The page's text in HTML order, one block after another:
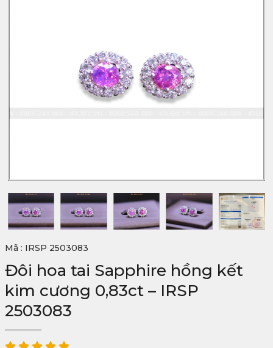
Mã : IRSP 2503083
Đôi hoa tai Sapphire hồng kết
kim cương 0,83ct – IRSP
2503083